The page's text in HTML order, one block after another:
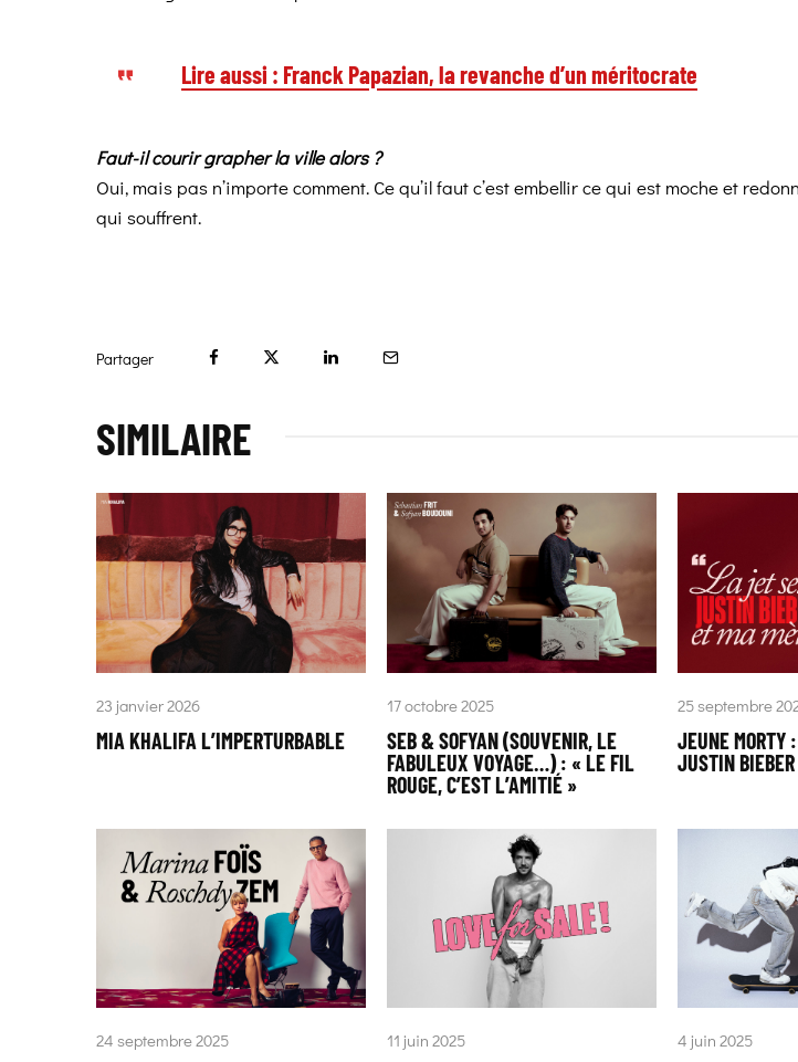
Lire aussi : Franck Papazian, la revanche d’un méritocrate
Faut-il courir grapher la ville alors ?
Oui, mais pas n’importe comment. Ce qu’il faut c’est embellir ce qui est moche et
qui souffrent.
Partager
SIMILAIRE
23 janvier 2026
MIA KHALIFA L’IMPERTURBABLE
17 octobre 2025
SEB & SOFYAN (SOUVENIR, LE
FABULEUX VOYAGE…) : « LE FIL
ROUGE, C’EST L’AMITIÉ »
25 septembre
JEUNE
JUSTIN
24 septembre 2025 11 juin 2025 4 juin 2025